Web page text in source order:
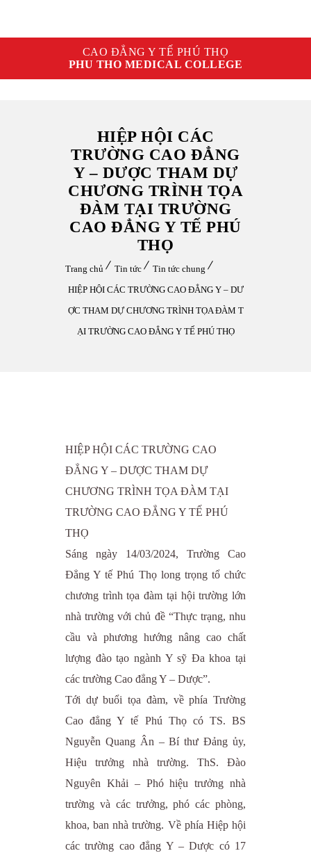
CAO ĐẲNG Y TẾ PHÚ THỌ
PHU THO MEDICAL COLLEGE
HIỆP HỘI CÁC
TRƯỜNG CAO ĐẲNG
Y – DƯỢC THAM DỰ
CHƯƠNG TRÌNH TỌA
ĐÀM TẠI TRƯỜNG
CAO ĐẲNG Y TẾ PHÚ
THỌ
Trang chủ Tin tức
Tin tức chung
HIỆP HỘI CÁC TRƯỜNG CAO ĐẲNG Y – DƯ
ỢC THAM DỰ CHƯƠNG TRÌNH TỌA ĐÀM T
ẠI TRƯỜNG CAO ĐẲNG Y TẾ PHÚ THỌ
HIỆP HỘI CÁC TRƯỜNG CAO
ĐẲNG Y – DƯỢC THAM DỰ
CHƯƠNG TRÌNH TỌA ĐÀM TẠI
TRƯỜNG CAO ĐẲNG Y TẾ PHÚ
THỌ
Sáng ngày 14/03/2024, Trường Cao
Đẳng Y tế Phú Thọ long trọng tổ chức
chương trình tọa đàm tại hội trường lớn
nhà trường với chủ đề “Thực trạng, nhu
cầu và phương hướng nâng cao chất
lượng đào tạo ngành Y sỹ Đa khoa tại
các trường Cao đẳng Y – Dược”.
Tới dự buổi tọa đàm, về phía Trường
Cao đẳng Y tế Phú Thọ có TS. BS
Nguyễn Quang Ân – Bí thư Đảng ủy,
Hiệu trưởng nhà trường. ThS. Đào
Nguyên Khải – Phó hiệu trưởng nhà
trường và các trưởng, phó các phòng,
khoa, ban nhà trường. Về phía Hiệp hội
các trường cao đẳng Y – Dược có 17